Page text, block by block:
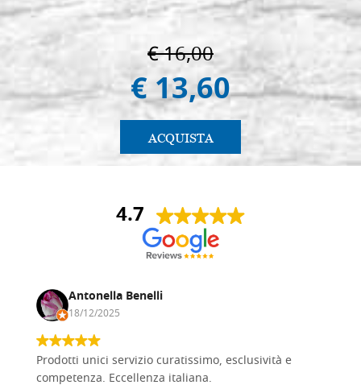
€ 16,00
€ 13,60
ACQUISTA
4.7
Antonella Benelli
18/12/2025
Prodotti unici servizio curatissimo, esclusività e
competenza. Eccellenza italiana.